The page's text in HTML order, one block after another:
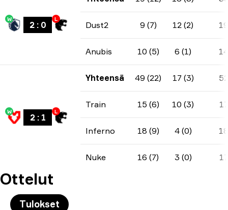
W
2: 0
L
Dust2 9 (7) 12 (2) 19
Anubis 10 (5) 6 (1) 14
W
2: 1
L
Yhteensä 49 (22) 17 (3) 52
Train 15 (6) 10 (3) 17
Inferno 18 (9) 4 (0) 18
Nuke 16 (7) 3 (0) 17
Ottelut
Tulokset